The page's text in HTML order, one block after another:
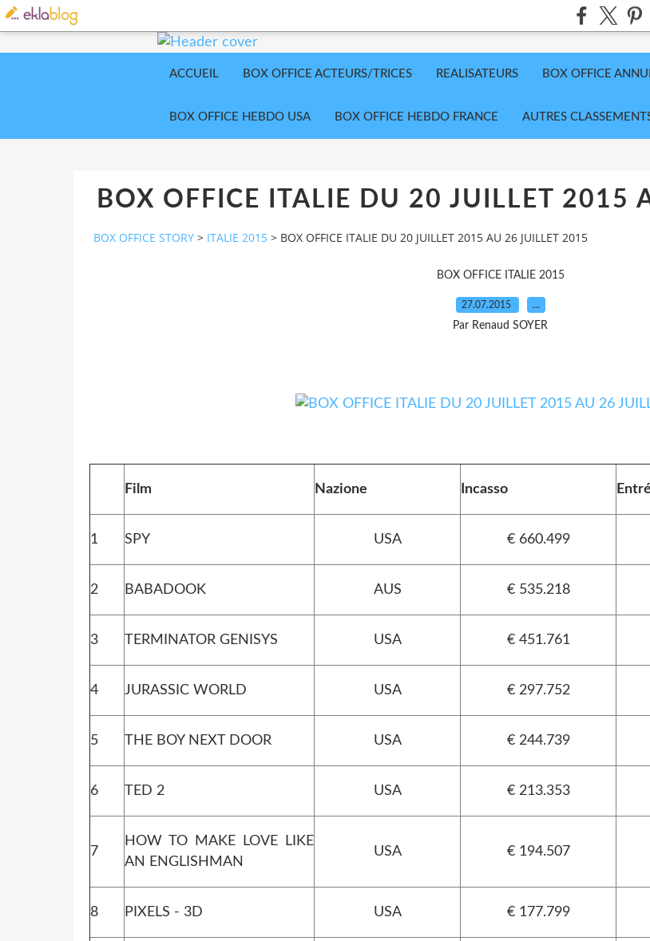
ACCUEIL BOX OFFICE ACTEURS/TRICES REALISATEURS BOX OFFICE
BOX OFFICE HEBDO USA BOX OFFICE HEBDO FRANCE AUTRES
BOX OFFICE ITALIE DU 20 JUILLET 2015
BOX OFFICE STORY > ITALIE 2015 > BOX OFFICE ITALIE DU 20 JUILLET 2015 AU 26 JUILLET 2015
BOX OFFICE ITALIE 2015
27.07.2015 …
Par Renaud SOYER
Film Nazione Incasso
1 SPY USA € 660.499
2 BABADOOK AUS € 535.218
3 TERMINATOR GENISYS USA € 451.761
4 JURASSIC WORLD USA € 297.752
5 THE BOY NEXT DOOR USA € 244.739
6 TED 2 USA € 213.353
7
HOW TO MAKE LOVE LIKE
AN ENGLISHMAN
USA € 194.507
8 PIXELS - 3D USA € 177.799